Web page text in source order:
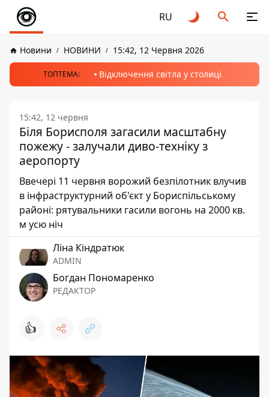
RU
Новини НОВИНИ 15:42, 12 Червня 2026
ТОПТЕМА: Відключення світла у столиці
15:42, 12 червня
Біля Борисполя загасили масштабну
пожежу - залучали диво-техніку з
аеропорту
Ввечері 11 червня ворожий безпілотник влучив
в інфраструктурний об'єкт у Бориспільському
районі: рятувальники гасили вогонь на 2000 кв.
м усю ніч
Ліна Кіндратюк
ADMIN
Богдан Пономаренко
РЕДАКТОР
👍